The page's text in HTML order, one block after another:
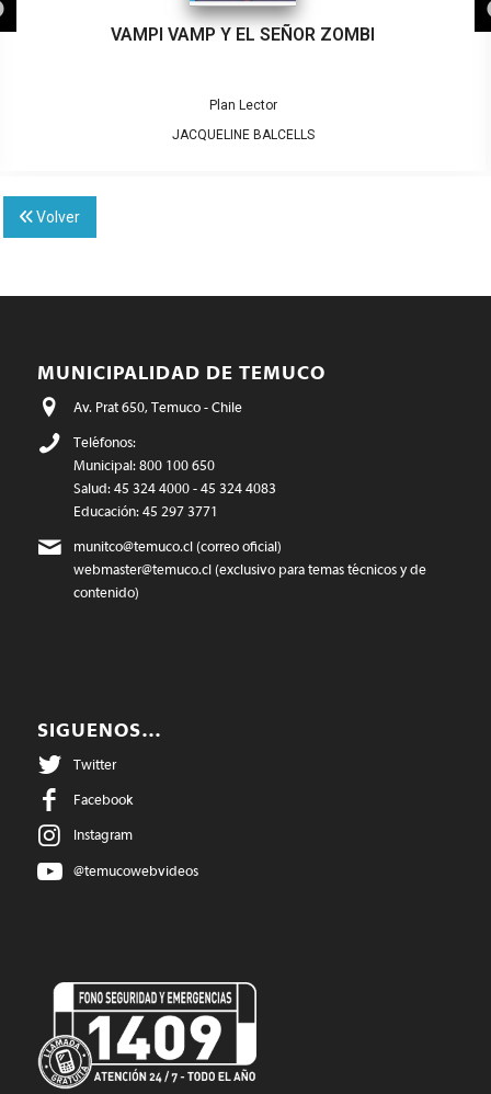
VAMPI VAMP Y EL SEÑOR ZOMBI
Plan Lector
JACQUELINE BALCELLS
Volver
MUNICIPALIDAD DE TEMUCO
Av. Prat 650, Temuco - Chile
Teléfonos:
Municipal: 800 100 650
Salud: 45 324 4000 - 45 324 4083
Educación: 45 297 3771
munitco@temuco.cl(correo oficial)
webmaster@temuco.cl(exclusivo para temas técnicos y de
contenido)
SIGUENOS…
Twitter
Facebook
Instagram
@temucowebvideos